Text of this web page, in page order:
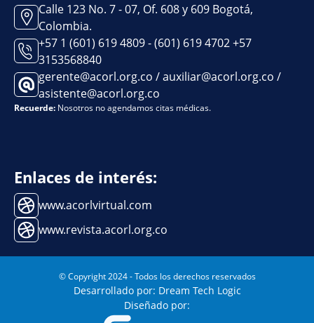
Calle 123 No. 7 - 07, Of. 608 y 609 Bogotá,
Colombia.
+57 1 (601) 619 4809 - (601) 619 4702 +57
3153568840
gerente@acorl.org.co / auxiliar@acorl.org.co /
asistente@acorl.org.co
Recuerde: Nosotros no agendamos citas médicas.
Enlaces de interés:
www.acorlvirtual.com
www.revista.acorl.org.co
© Copyright 2024 - Todos los derechos reservados
Desarrollado por: Dream Tech Logic
Diseñado por: